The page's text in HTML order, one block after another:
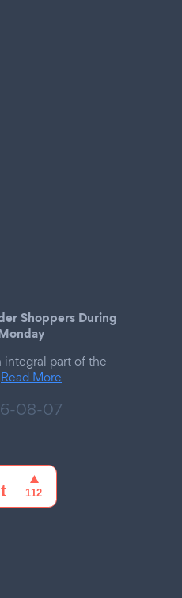
Shoppers During
part of the
Read More
08-07